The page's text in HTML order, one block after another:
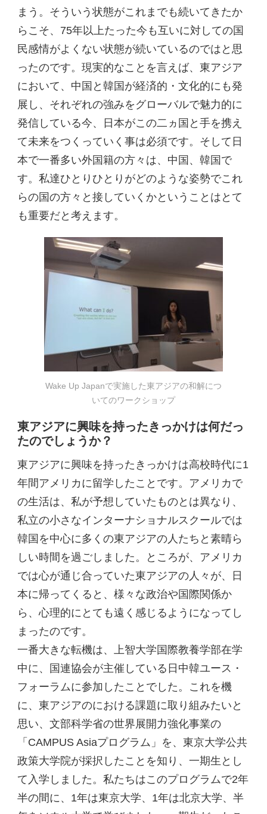
まう。そういう状態がこれまでも続いてきたか
らこそ、75年以上たった今も互いに対しての国
民感情がよくない状態が続いているのではと思
ったのです。現実的なことを言えば、東アジア
において、中国と韓国が経済的・文化的にも発
展し、それぞれの強みをグローバルで魅力的に
発信している今、日本がこの二ヵ国と手を携え
て未来をつくっていく事は必須です。そして日
本で一番多い外国籍の方々は、中国、韓国で
す。私達ひとりひとりがどのような姿勢でこれ
らの国の方々と接していくかということはとて
も重要だと考えます。
Wake Up Japanで実施した東アジアの和解につ
いてのワークショップ
東アジアに興味を持ったきっかけは何だっ
たのでしょうか？
東アジアに興味を持ったきっかけは高校時代に1
年間アメリカに留学したことです。アメリカで
の生活は、私が予想していたものとは異なり、
私立の小さなインターナショナルスクールでは
韓国を中心に多くの東アジアの人たちと素晴ら
しい時間を過ごしました。ところが、アメリカ
では心が通じ合っていた東アジアの人々が、日
本に帰ってくると、様々な政治や国際関係か
ら、心理的にとても遠く感じるようになってし
まったのです。
一番大きな転機は、上智大学国際教養学部在学
中に、国連協会が主催している日中韓ユース・
フォーラムに参加したことでした。これを機
に、東アジアのにおける課題に取り組みたいと
思い、文部科学省の世界展開力強化事業の
「CAMPUS Asiaプログラム」を、東京大学公共
政策大学院が採択したことを知り、一期生とし
て入学しました。私たちはこのプログラムで2年
半の間に、1年は東京大学、1年は北京大学、半